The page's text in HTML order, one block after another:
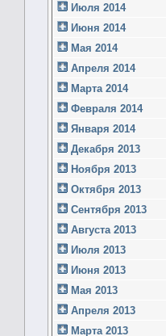
Июля 2014
Июня 2014
Мая 2014
Апреля 2014
Марта 2014
Февраля 2014
Января 2014
Декабря 2013
Ноября 2013
Октября 2013
Сентября 2013
Августа 2013
Июля 2013
Июня 2013
Мая 2013
Апреля 2013
Марта 2013